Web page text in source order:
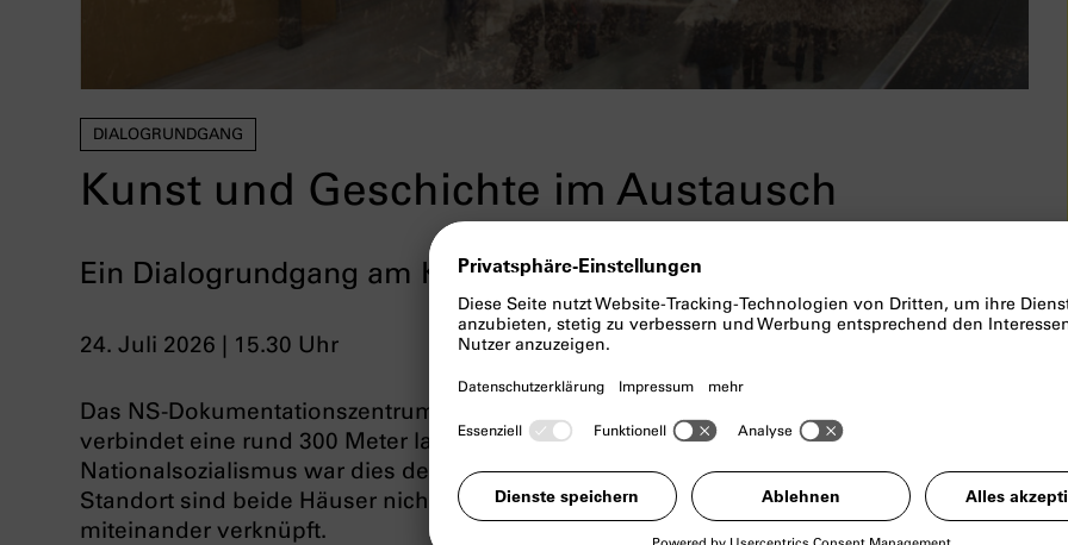
DIALOGRUNDGANG
Kunst und Geschichte im Austausch
Ein Dialogrundgang am Königsplatz
24. Juli 2026 | 15.30 Uhr
Das NS-Dokumentationszentrum und die Städtische Galerie im Lenbachhaus
verbindet eine rund 300 Meter lange Achse über den Königsplatz. Im
Nationalsozialismus war dies der zentrale Kultort der NSDAP. Durch ihren
Standort sind beide Häuser nicht nur örtlich, sondern auch historisch, eng
miteinander verknüpft.